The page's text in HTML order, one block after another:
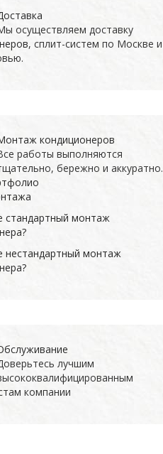
осуществляем доставку
, сплит-систем по Москве и
кондиционеров
работы выполняются
бережно и аккуратно.
стандартный монтаж
нестандартный монтаж
лучшим
компании